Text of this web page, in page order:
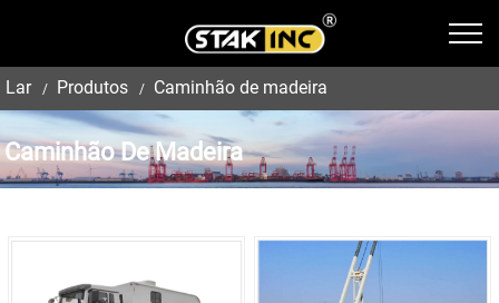
Lar Produtos Caminhão de madeira
Caminhão De Madeira